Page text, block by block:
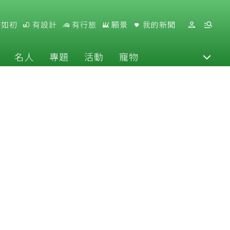
初 有設計 有行旅 願景 我的新聞
名人 專題 活動 寵物